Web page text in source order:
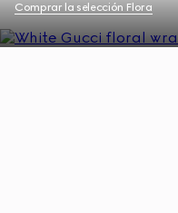
Comprar la selección Flora